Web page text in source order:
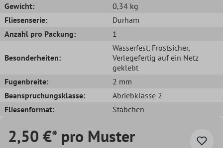
Gewicht:
0,34 kg
Fliesenserie:
Durham
Anzahl pro Packung:
1
Besonderheiten:
Wasserfest, Frostsicher,
Verlegefertig auf ein Netz
geklebt
Fugenbreite:
2 mm
Beanspruchungsklasse:
Abriebklasse 2
Fliesenformat:
Stäbchen
2,50 €* pro Muster